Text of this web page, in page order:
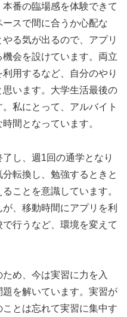
番の臨場感を体験できて
スで間に合うか心配な
る気が出るので、アプリ
会を設けています。両立
用するなど、自分のやり
います。大学生活最後の
私にとって、アルバイト
間となっています。
了し、週1回の通学となり
転換し、勉強するときと
ことを意識しています。
、移動時間にアプリを利
行うなど、環境を変えて
ため、今は実習に力を入
を解いています。実習が
とは忘れて実習に集中す